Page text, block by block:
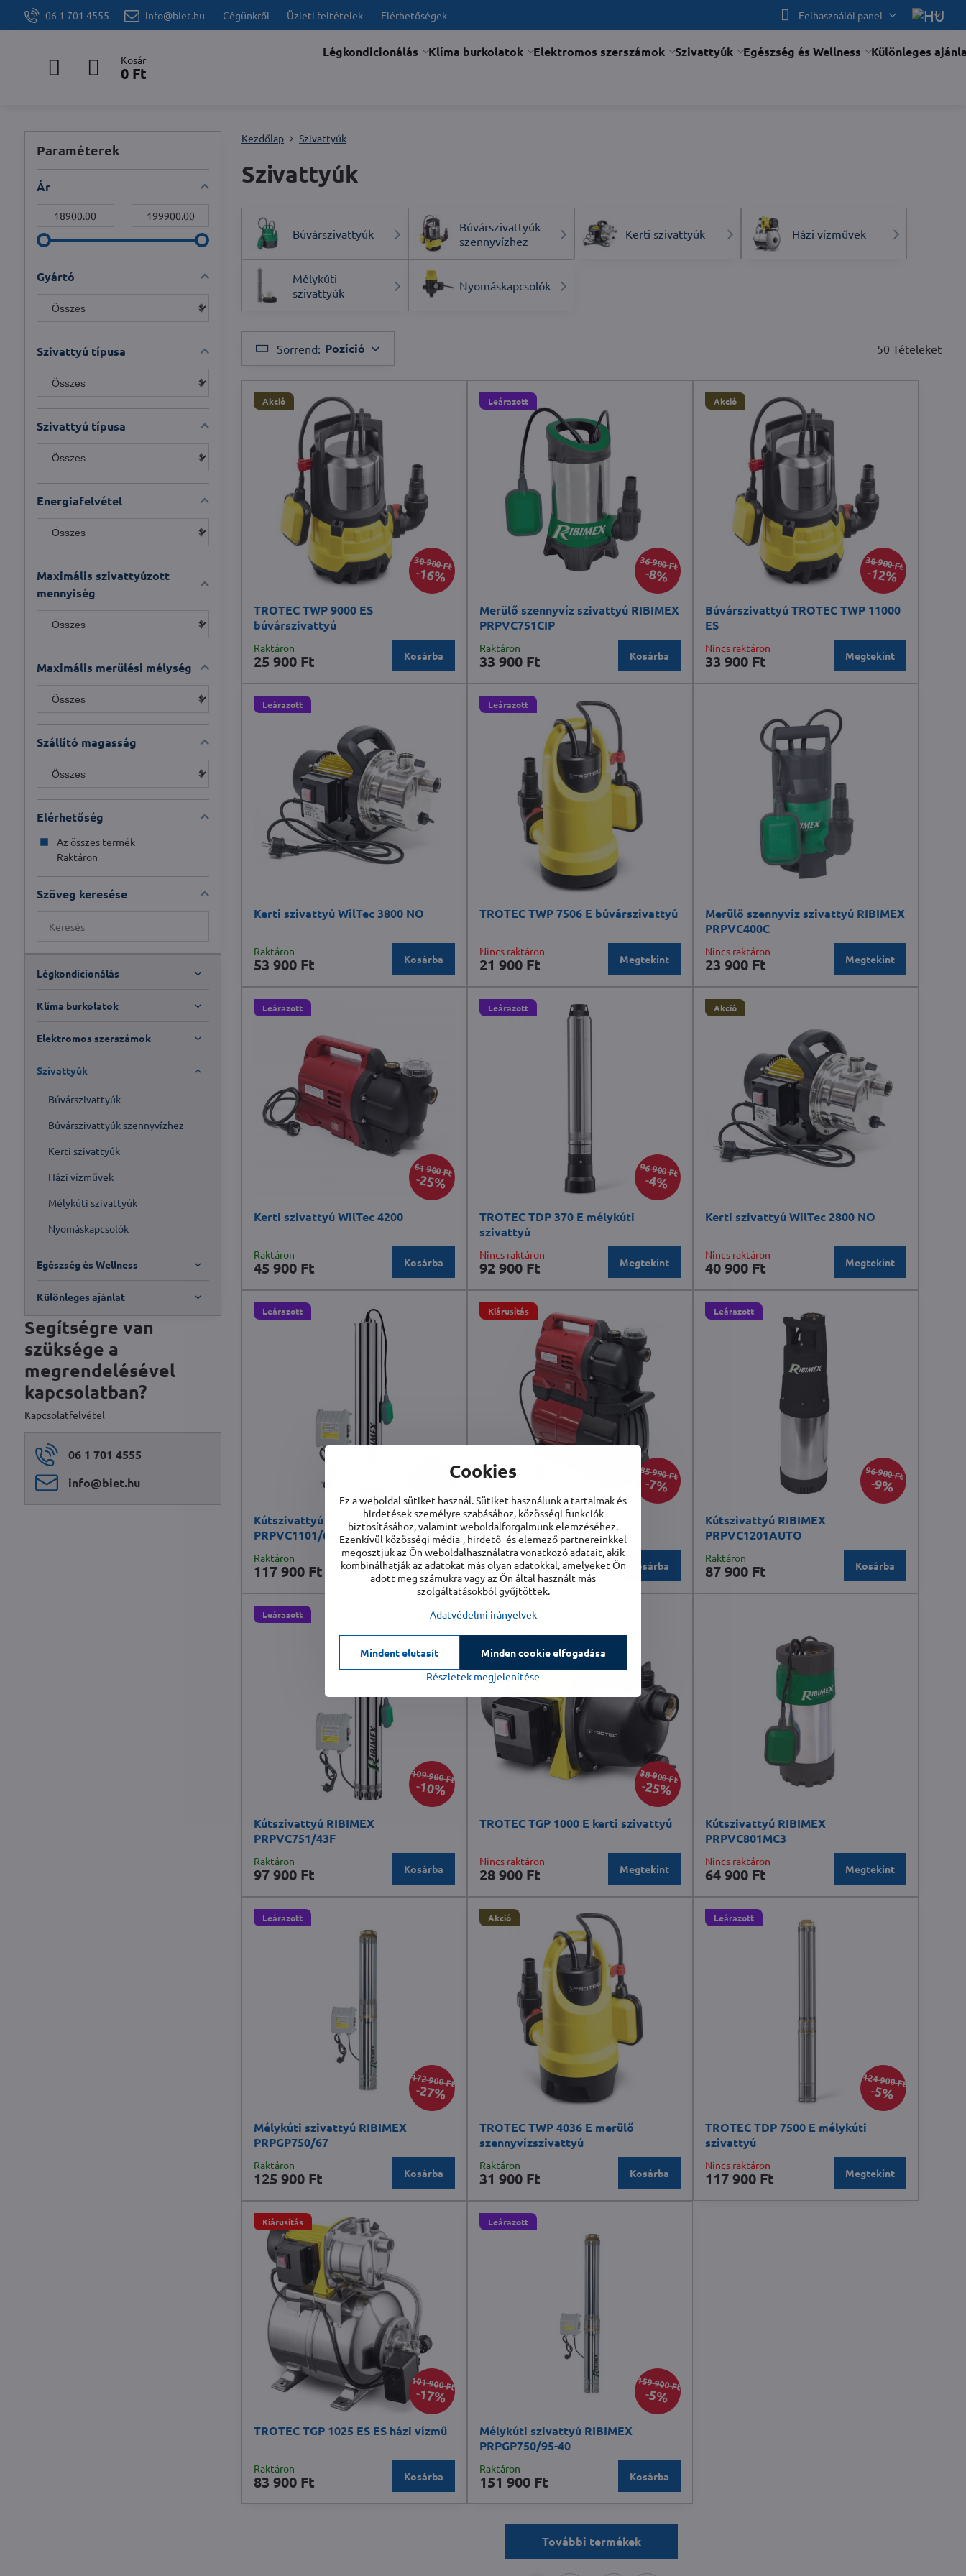
06 1 701 4555 info@biet.hu Cégünkről Üzleti feltételek Elérhetőségek Felhasználói panel
Kosár
0 Ft
Légkondicionálás Klíma burkolatok Elektromos szerszámok Szivattyúk Egészség és Wellness Különleges
Kezdőlap Szivattyúk
Szivattyúk
Búvárszivattyúk
Búvárszivattyúk
szennyvízhez
Kerti szivattyúk Házi vízművek
Mélykúti
szivattyúk
Nyomáskapcsolók
Sorrend: Pozíció 50 Tételeket
30 900 Ft
16%
Akció
TROTEC TWP 9000 ES
búvárszivattyú
Raktáron
25 900 Ft Kosárba
36 900 Ft
8%
Leárazott
Merülő szennyvíz szivattyú RIBIMEX
PRPVC751CIP
Raktáron
33 900 Ft Kosárba
38 900 Ft
12%
Akció
Búvárszivattyú TROTEC TWP 11000
ES
Nincs raktáron
33 900 Ft Megtekint
Leárazott
Kerti szivattyú WilTec 3800 NO
Raktáron
53 900 Ft Kosárba
Leárazott
TROTEC TWP 7506 E búvárszivattyú
Nincs raktáron
21 900 Ft Megtekint
Merülő szennyvíz szivattyú RIBIMEX
PRPVC400C
Nincs raktáron
23 900 Ft Megtekint
61 900 Ft
25%
Leárazott
Kerti szivattyú WilTec 4200
Raktáron
45 900 Ft Kosárba
96 900 Ft
4%
Leárazott
TROTEC TDP 370 E mélykúti
szivattyú
Nincs raktáron
92 900 Ft Megtekint
Akció
Kerti szivattyú WilTec 2800 NO
Nincs raktáron
40 900 Ft Megtekint
120 900 Ft
Leárazott
Kútszivattyú RIBIMEX
PRPVC1101/65F
Raktáron
117 900 Ft Kosárba
85 990 Ft
7%
Kiárusítás
WilTec 4500 házi vízmű
Raktáron
79 900 Ft Kosárba
96 900 Ft
9%
Leárazott
Kútszivattyú RIBIMEX
PRPVC1201AUTO
Raktáron
87 900 Ft Kosárba
109 900 Ft
10%
Leárazott
Kútszivattyú RIBIMEX
PRPVC751/43F
Raktáron
97 900 Ft Kosárba
38 900 Ft
25%
Akció
TROTEC TGP 1000 E kerti szivattyú
Nincs raktáron
28 900 Ft Megtekint
Kútszivattyú RIBIMEX
PRPVC801MC3
Nincs raktáron
64 900 Ft Megtekint
172 900 Ft
27%
Leárazott
Mélykúti szivattyú RIBIMEX
PRPGP750/67
Raktáron
125 900 Ft Kosárba
Akció
TROTEC TWP 4036 E merülő
szennyvízszivattyú
Raktáron
31 900 Ft Kosárba
124 900 Ft
5%
Leárazott
TROTEC TDP 7500 E mélykúti
szivattyú
Nincs raktáron
117 900 Ft Megtekint
101 900 Ft
17%
Kiárusítás
TROTEC TGP 1025 ES ES házi vízmű
Raktáron
83 900 Ft Kosárba
159 900 Ft
5%
Leárazott
Mélykúti szivattyú RIBIMEX
PRPGP750/95-40
Raktáron
151 900 Ft Kosárba
További termékek
Paraméterek
Ár
Bele:
Gyártó
Szivattyú típusa
Szivattyú típusa
Energiafelvétel
Maximális szivattyúzott
mennyiség
Maximális merülési mélység
Szállító magasság
Elérhetőség
Az összes termék
Raktáron
Szöveg keresése
Találatok
teljes
szöveg
Segítségre van
szüksége a
megrendelésével
kapcsolatban?
Kapcsolatfelvétel
06 1 701 4555
info​@biet​.hu
Légkondicionálás
Klíma burkolatok
Elektromos szerszámok
Szivattyúk
Búvárszivattyúk
Búvárszivattyúk szennyvízhez
Kerti szivattyúk
Házi vízművek
Mélykúti szivattyúk
Nyomáskapcsolók
Egészség és Wellness
Különleges ajánlat
Cookies
Ez a weboldal sütiket használ. Sütiket használunk a tartalmak és
hirdetések személyre szabásához, közösségi funkciók
biztosításához, valamint weboldalforgalmunk elemzéséhez.
Ezenkívül közösségi média-, hirdető- és elemező partnereinkkel
megosztjuk az Ön weboldalhasználatra vonatkozó adatait, akik
kombinálhatják az adatokat más olyan adatokkal, amelyeket Ön
adott meg számukra vagy az Ön által használt más
szolgáltatásokból gyűjtöttek.
Adatvédelmi irányelvek
Részletek megjelenítése
Minden cookie elfogadása
Mindent elutasít